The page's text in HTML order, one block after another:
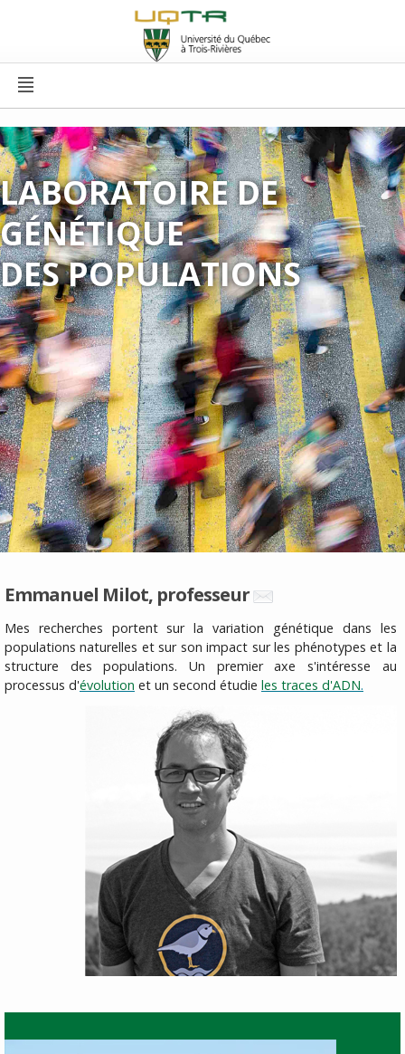
LABORATOIRE DE
GÉNÉTIQUE
DES POPULATIONS
Emmanuel Milot, professeur
Mes recherches portent sur la variation génétique dans les
populations naturelles et sur son impact sur les phénotypes et la
structure des populations. Un premier axe s'intéresse au
processus d'évolution et un second étudie les traces d'ADN.